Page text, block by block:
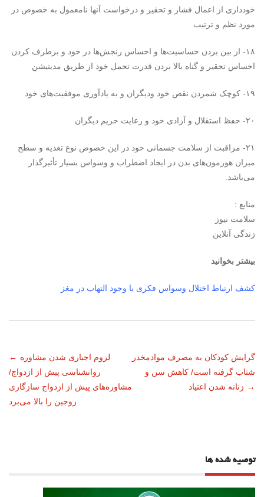
خودداری از اعمال فشار و تحقیر و درخواست آنها نامعمول به خصوص در
مورد نظم و ترتیب
۱۸- از بین بردن حساسیت‌ها و احساس رنجش‌‌ها در خود و برطرف کردن
احساس تحقیر و گناه بالا بردن قدرت تحمل خود از طریق مدیتیشن
۱۹- کوچک شمردن نقص خود ودیگران و به یادآوری موفقیت‌های خود
۲۰- حفظ استقلال و آزادی خود و رعایت حریم دیگران
۲۱- مراقبت از سلامت جسمانی خود در این خصوص نوع تغذیه و سطح
میزان هورمون‌های بدن در ایجاد اضطراب و وسواس بسیار تأثیر‌گذار
می‌باشد.
منابع :
سلامت نیوز
زندگی آنلاین
بیشتر بخوانید
کشف ارتباط اختلال وسواس فکری با وجود التهاب در مغز
ناوبری
نوشته
← لزوم اجباری شدن مشاوره
روانشناسی پیش از ازدواج/
مشاوره‌های پیش از ازدواج سازگاری
زوجین را بالا می‌برد
گرایش کودکان به مصرف موادمخدر
شتاب گرفته است/ کاهش سن و
زنانه شدن اعتیاد →
توصیه شده ها